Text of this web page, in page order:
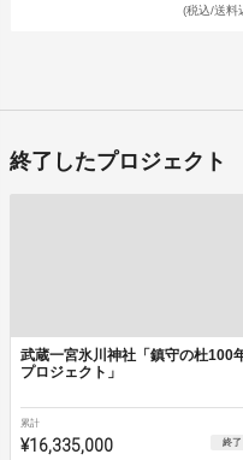
(税込/送料
終了したプロジェクト
武蔵一宮氷川神社「鎮守の杜100
プロジェクト」
累計
¥16,335,000 終了